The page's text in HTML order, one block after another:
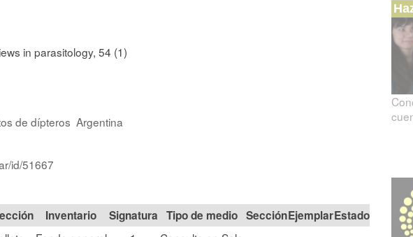
in parasitology, 54 (1)
de dípteros Argentina
id/51667
Signatura Tipo de medio Sección
Estado